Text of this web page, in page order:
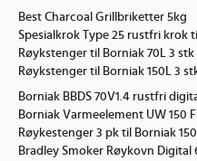
Best Charcoal Grillbriketter 5kg
Spesialkrok Type 25 rustfri krok
Røykstenger til Borniak 70L 3 stk
Røykstenger til Borniak 150L 3
Borniak Varmeelement UW 150
Røykestenger 3 pk til Borniak
Bradley Smoker Røykovn Digital